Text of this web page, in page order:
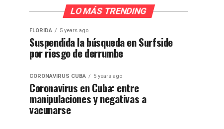
LO MÁS TRENDING
FLORIDA 5 years ago
Suspendida la búsqueda en Surfside
por riesgo de derrumbe
CORONAVIRUS CUBA 5 years ago
Coronavirus en Cuba: entre
manipulaciones y negativas a
vacunarse